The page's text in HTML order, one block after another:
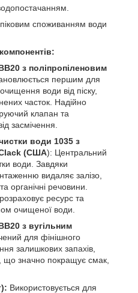
споживанням води
з поліпропіленовим
першим для
води від піску,
часток. Надійно
клапан та
засмічення.
води 1035 з
(США): Центральний
води. Завдяки
видаляє залізо,
органічні речовини.
ресурс та
очищеної води.
з вугільним
для фінішного
залишкових запахів,
що значно покращує смак,
Використовується для